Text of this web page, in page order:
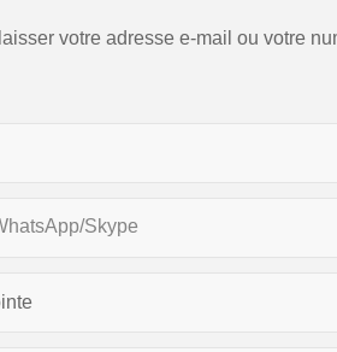
laisser votre adresse e-mail ou votre
Skype